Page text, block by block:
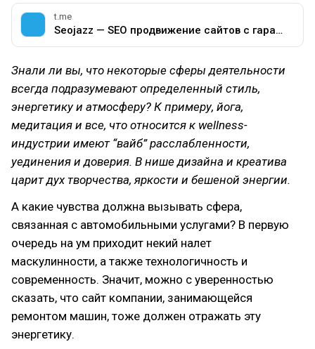
t.me
Seojazz — SEO продвижение сайтов с гарантией результата
Знали ли вы, что некоторые сферы деятельности
всегда подразумевают определенный стиль,
энергетику и атмосферу? К примеру, йога,
медитация и все, что относится к wellness-
индустрии имеют “вайб” расслабленности,
уединения и доверия. В нише дизайна и креатива
царит дух творчества, яркости и бешеной энергии.
А какие чувства должна вызывать сфера,
связанная с автомобильными услугами? В первую
очередь на ум приходит некий налет
маскулинности, а также технологичность и
современность. Значит, можно с уверенностью
сказать, что сайт компании, занимающейся
ремонтом машин, тоже должен отражать эту
энергетику.